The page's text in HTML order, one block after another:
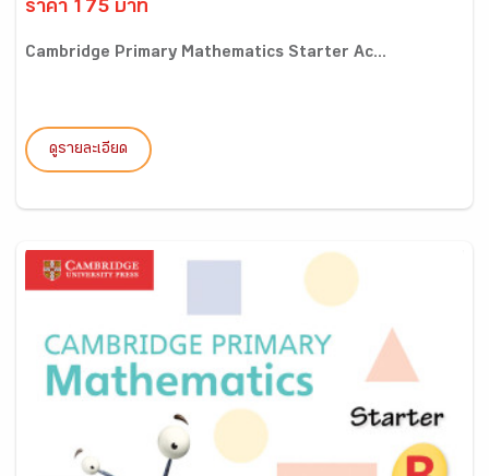
ราคา 175 บาท
Cambridge Primary Mathematics Starter Ac...
ดูรายละเอียด